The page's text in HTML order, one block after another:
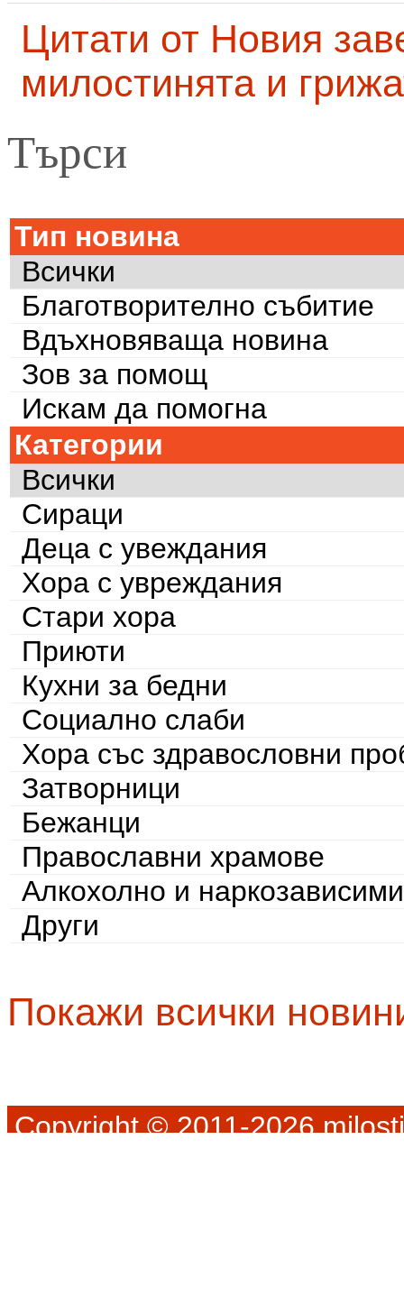
Цитати от Новия
милостинята и
Търси
Тип новина
Всички
Благотворително събитие
Вдъхновяваща новина
Зов за помощ
Искам да помогна
Категории
Всички
Сираци
Деца с увеждания
Хора с увреждания
Стари хора
Приюти
Кухни за бедни
Социално слаби
Хора със здравословни
Затворници
Бежанци
Православни храмове
Алкохолно и наркозависими
Други
Покажи всички
Copyright © 2011-2026